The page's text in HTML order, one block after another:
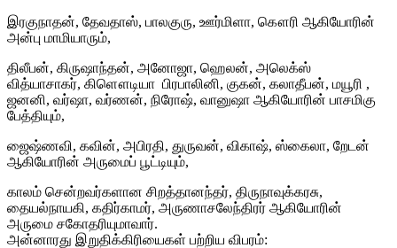
இரகுநாதன், தேவதாஸ், பாலகுரு, ஊர்மிளா, கௌரி ஆகியோரின்
அன்பு மாமியாரும்,
திலீபன், கிருஷாந்தன், அனோஜா, ஹெலன், அலெக்ஸ்
வித்யாசாகர், கிளௌடியா பிரபாலினி, குகன், கலாதீபன், மயூரி ,
ஜனனி, வர்ஷா, வர்ணன், நிரோஷ், வானுஷா ஆகியோரின் பாசமிகு
பேத்தியும்,
ஜைஷ்ணவி, கவின், அபிரதி, துருவன், விகாஷ், ஸ்கைலா, றேடன்
ஆகியோரின் அருமைப் பூட்டியும்,
காலம் சென்றவர்களான சிறத்தானந்தர், திருநாவுக்கரசு,
தையல்நாயகி, கதிர்காமர், அருணாசலேந்திரர் ஆகியோரின்
அருமை சகோதரியுமாவார்.
அன்னாரது இறுதிக்கிரியைகள் பற்றிய விபரம்: